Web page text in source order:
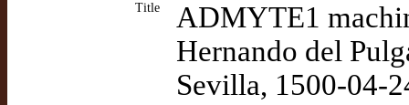
Title
ADMYTE1
Hernando del
Sevilla, 1500-04-